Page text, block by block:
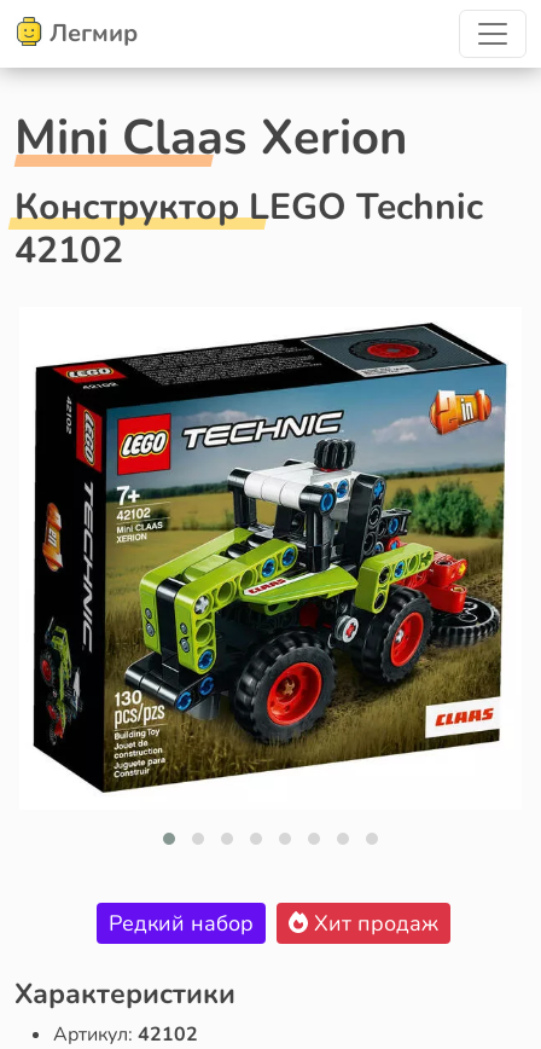
Легмир
Mini Claas Xerion
Конструктор LEGO Technic
42102
Редкий набор Хит продаж
Характеристики
Артикул: 42102